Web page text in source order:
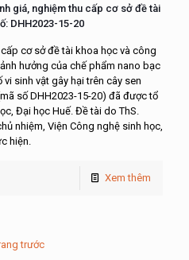
giá, nghiệm thu cấp cơ sở đề tài
DHH2023-15-20
cơ sở đề tài khoa học và công
hưởng của chế phẩm nano bạc
sinh vật gây hại trên cây sen
số DHH2023-15-20) đã được tổ
Đại học Huế. Đề tài do ThS.
nhiệm, Viện Công nghệ sinh học,
hiện.
Xem thêm
trước